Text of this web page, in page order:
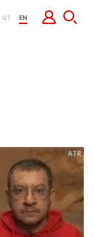
QT EN